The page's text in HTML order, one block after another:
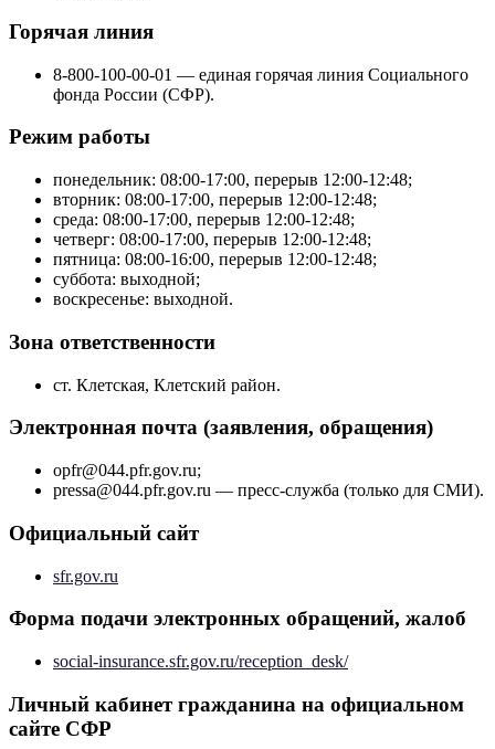
Горячая линия
8-800-100-00-01 — единая горячая линия Социального
фонда России (СФР).
Режим работы
понедельник: 08:00-17:00, перерыв 12:00-12:48;
вторник: 08:00-17:00, перерыв 12:00-12:48;
среда: 08:00-17:00, перерыв 12:00-12:48;
четверг: 08:00-17:00, перерыв 12:00-12:48;
пятница: 08:00-16:00, перерыв 12:00-12:48;
суббота: выходной;
воскресенье: выходной.
Зона ответственности
ст. Клетская, Клетский район.
Электронная почта (заявления, обращения)
opfr@044.pfr.gov.ru;
pressa@044.pfr.gov.ru — пресс-служба (только для СМИ).
Официальный сайт
sfr.gov.ru
Форма подачи электронных обращений, жалоб
social-insurance.sfr.gov.ru/reception_desk/
Личный кабинет гражданина на официальном
сайте СФР